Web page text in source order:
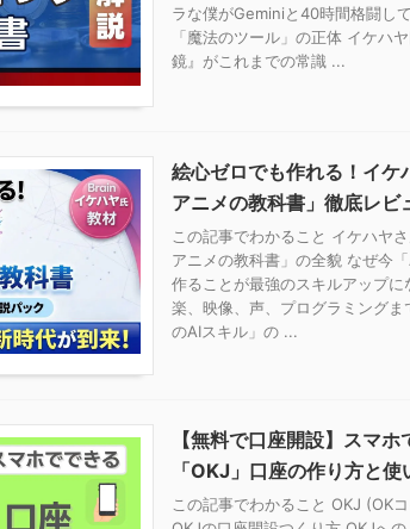
ラな僕がGeminiと40時間格闘し
「魔法のツール」の正体 イケハ
鏡』がこれまでの常識 ...
絵心ゼロでも作れる！イケ
アニメの教科書」徹底レビ
この記事でわかること イケハヤ
アニメの教科書」の全貌 なぜ今
作ることが最強のスキルアップに
楽、映像、声、プログラミングま
のAIスキル」の ...
【無料で口座開設】スマホ
「OKJ」口座の作り方と使
この記事でわかること OKJ (OK